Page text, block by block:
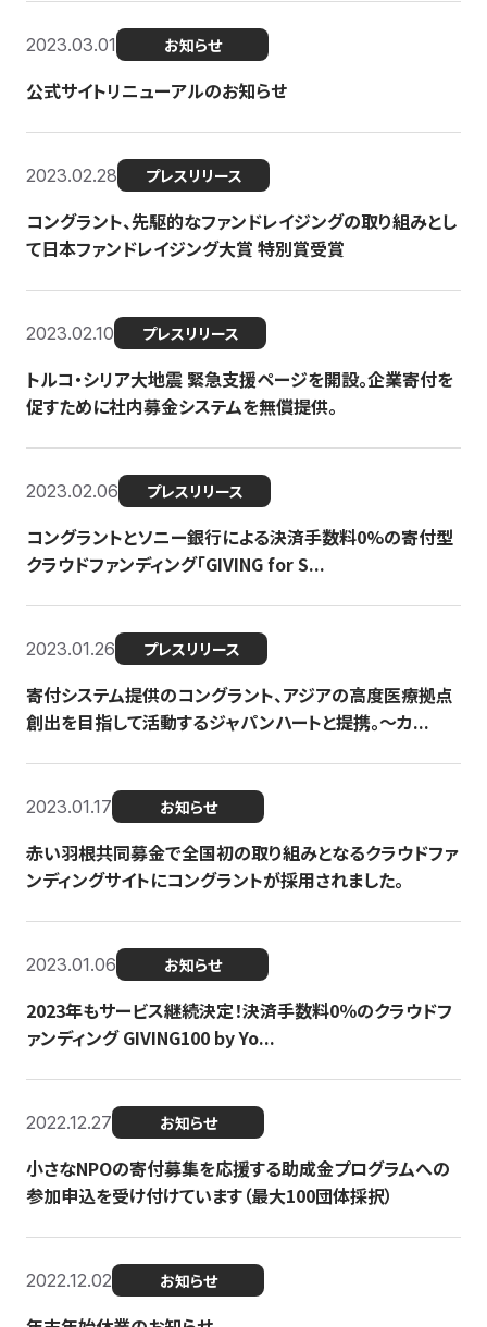
2023.03.01 お知らせ
公式サイトリニューアルのお知らせ
2023.02.28 プレスリリース
コングラント、先駆的なファンドレイジングの取り組みとし
て日本ファンドレイジング大賞 特別賞受賞
2023.02.10 プレスリリース
トルコ・シリア大地震 緊急支援ページを開設。企業寄付を
促すために社内募金システムを無償提供。
2023.02.06 プレスリリース
コングラントとソニー銀行による決済手数料0%の寄付型
クラウドファンディング「GIVING for S...
2023.01.26 プレスリリース
寄付システム提供のコングラント、アジアの高度医療拠点
創出を目指して活動するジャパンハートと提携。〜カ...
2023.01.17 お知らせ
赤い羽根共同募金で全国初の取り組みとなるクラウドファ
ンディングサイトにコングラントが採用されました。
2023.01.06 お知らせ
2023年もサービス継続決定！決済手数料0％のクラウドフ
ァンディング GIVING100 by Yo...
2022.12.27 お知らせ
小さなNPOの寄付募集を応援する助成金プログラムへの
参加申込を受け付けています（最大100団体採択）
2022.12.02 お知らせ